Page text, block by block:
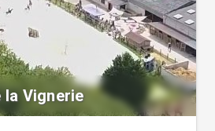
la Vignerie